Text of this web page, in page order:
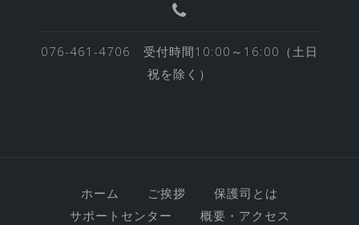
076-461-4706 受付時間10:00～16:00（土日
祝を除く）
ホーム ご挨拶
保護司とは
サポートセンター
概要・アクセス